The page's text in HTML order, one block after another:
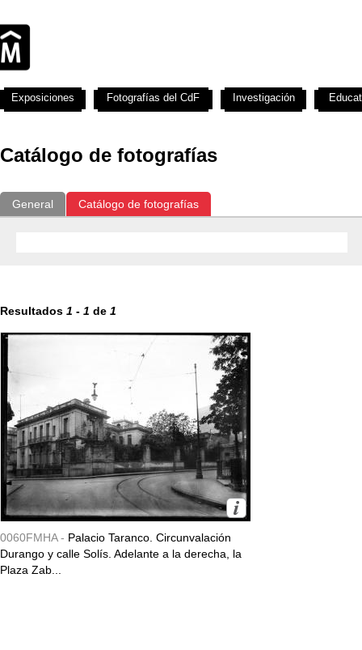
Catálogo de fotografías
General Catálogo de fotografías
Resultados 1 - 1 de 1
0060FMHA - Palacio Taranco. Circunvalación
Durango y calle Solís. Adelante a la derecha, la
Plaza Zab...
Exposiciones Fotografías del CdF Investigación